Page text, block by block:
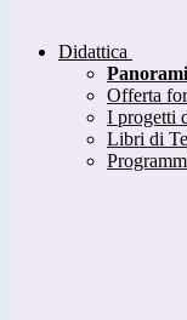
Didattica
Offerta
I progetti
Libri di